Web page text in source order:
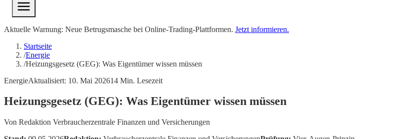
Aktuelle Warnung: Neue Betrugsmasche bei Online-Trading-Plattformen. Jetzt informieren.
Startseite
/Energie
/Heizungsgesetz (GEG): Was Eigentümer wissen müssen
EnergieAktualisiert: 10. Mai 202614 Min. Lesezeit
Heizungsgesetz (GEG): Was Eigentümer wissen müssen
Von Redaktion Verbraucherzentrale Finanzen und Versicherungen